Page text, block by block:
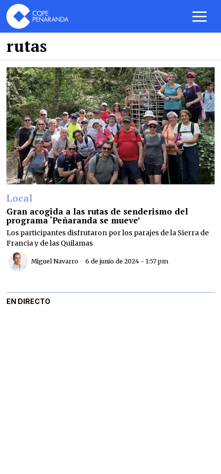
rutas
Local
Gran acogida a las rutas de senderismo del
programa ‘Peñaranda se mueve’
Los participantes disfrutaron por los parajes de la Sierra de
Francia y de las Quilamas
Miguel Navarro 6 de junio de 2024 - 1:57 pm
EN DIRECTO